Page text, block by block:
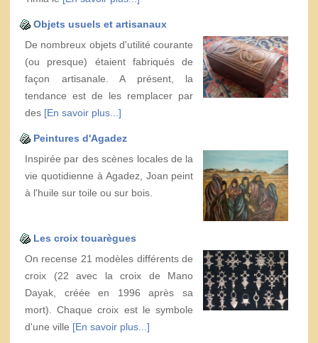
Objets usuels et artisanaux
De nombreux objets d'utilité courante
(ou presque) étaient fabriqués de
façon artisanale. A présent, la
tendance est de les remplacer par
des [En savoir plus...]
Peintures d'Agadez
Inspirée par des scènes locales de la
vie quotidienne à Agadez, Joan peint
à l'huile sur toile ou sur bois.
Les croix touarègues
On recense 21 modèles différents de
croix (22 avec la croix de Mano
Dayak, créée en 1996 après sa
mort). Chaque croix est le symbole
d'une ville [En savoir plus...]